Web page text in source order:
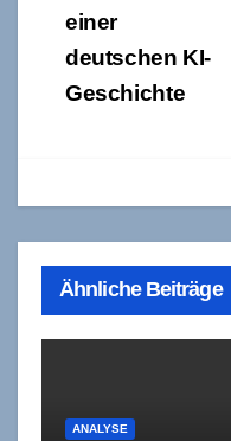
einer
deutschen KI-
Geschichte
Ähnliche Beiträge
ANALYSE